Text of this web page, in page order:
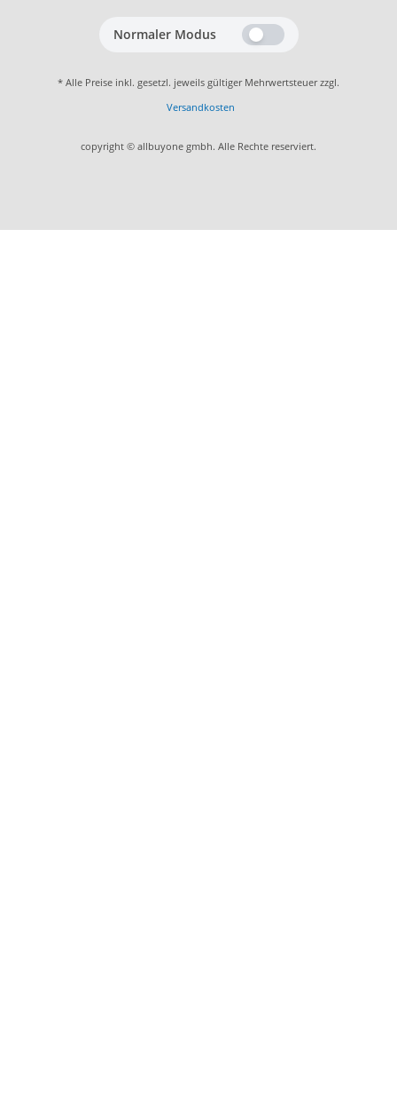
Normaler Modus
* Alle Preise inkl. gesetzl. jeweils gültiger Mehrwertsteuer zzgl.
Versandkosten
copyright © allbuyone gmbh. Alle Rechte reserviert.